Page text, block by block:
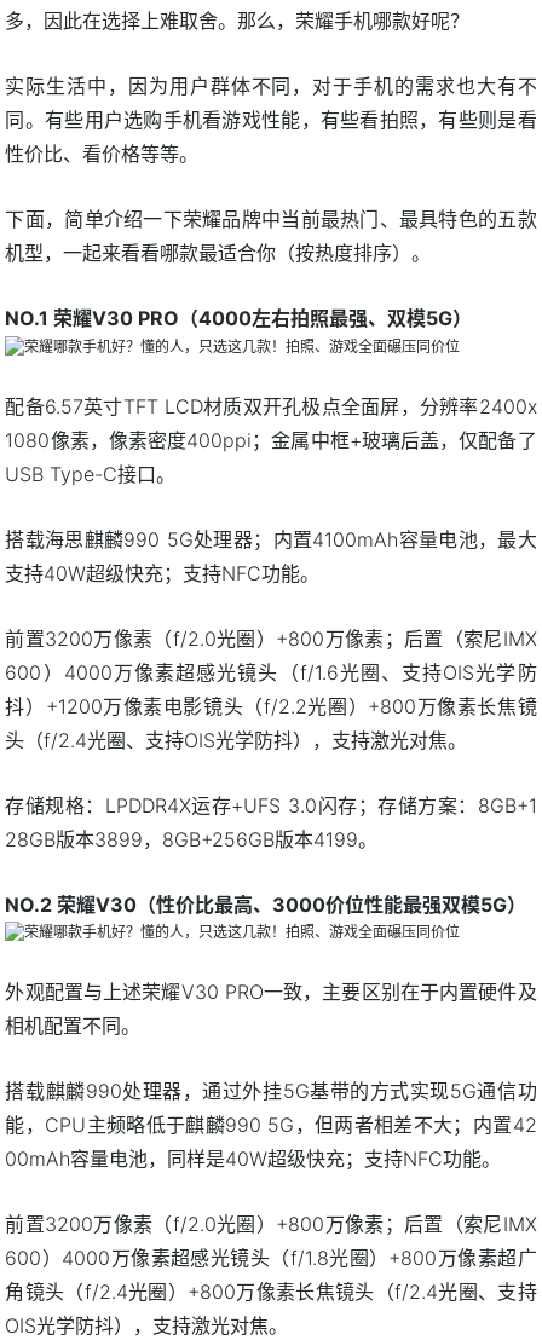
多，因此在选择上难取舍。那么，荣耀手机哪款好呢？
实际生活中，因为用户群体不同，对于手机的需求也大有不
同。有些用户选购手机看游戏性能，有些看拍照，有些则是看
性价比、看价格等等。
下面，简单介绍一下荣耀品牌中当前最热门、最具特色的五款
机型，一起来看看哪款最适合你（按热度排序）。
NO.1 荣耀V30 PRO（4000左右拍照最强、双模5G）
配备6.57英寸TFT LCD材质双开孔极点全面屏，分辨率2400x
1080像素，像素密度400ppi；金属中框+玻璃后盖，仅配备了
USB Type-C接口。
搭载海思麒麟990 5G处理器；内置4100mAh容量电池，最大
支持40W超级快充；支持NFC功能。
前置3200万像素（f/2.0光圈）+800万像素；后置（索尼IMX
600）4000万像素超感光镜头（f/1.6光圈、支持OIS光学防
抖）+1200万像素电影镜头（f/2.2光圈）+800万像素长焦镜
头（f/2.4光圈、支持OIS光学防抖），支持激光对焦。
存储规格：LPDDR4X运存+UFS 3.0闪存；存储方案：8GB+1
28GB版本3899，8GB+256GB版本4199。
NO.2 荣耀V30（性价比最高、3000价位性能最强双模5G）
外观配置与上述荣耀V30 PRO一致，主要区别在于内置硬件及
相机配置不同。
搭载麒麟990处理器，通过外挂5G基带的方式实现5G通信功
能，CPU主频略低于麒麟990 5G，但两者相差不大；内置42
00mAh容量电池，同样是40W超级快充；支持NFC功能。
前置3200万像素（f/2.0光圈）+800万像素；后置（索尼IMX
600）4000万像素超感光镜头（f/1.8光圈）+800万像素超广
角镜头（f/2.4光圈）+800万像素长焦镜头（f/2.4光圈、支持
OIS光学防抖），支持激光对焦。